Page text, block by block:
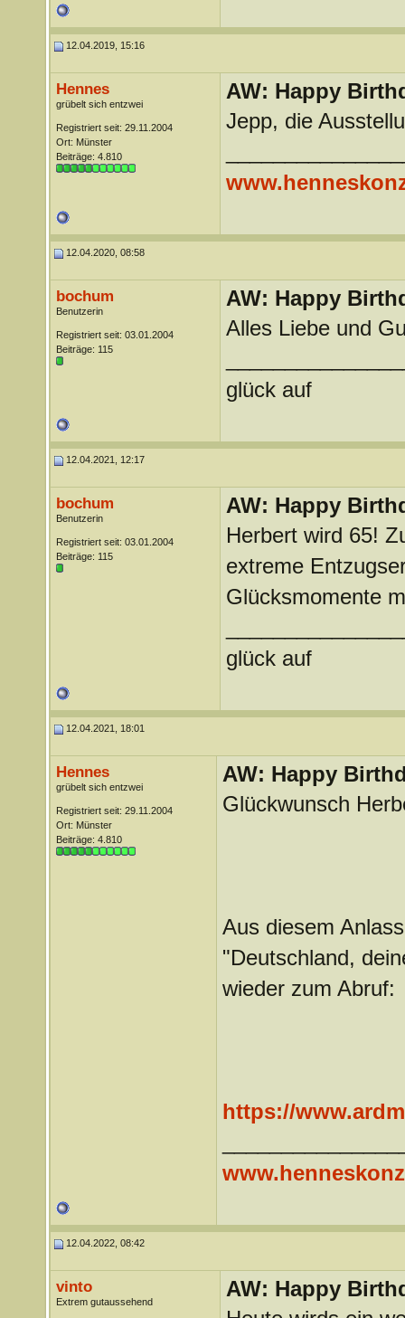
12.04.2019, 15:16
Hennes
grübelt sich entzwei
Registriert seit: 29.11.2004
Ort: Münster
Beiträge: 4.810
AW: Happy
Jepp, die
12.04.2020, 08:58
bochum
Benutzerin
Registriert seit: 03.01.2004
Beiträge: 115
AW: Happy
Alles Liebe und
glück auf
12.04.2021, 12:17
bochum
Benutzerin
Registriert seit: 03.01.2004
Beiträge: 115
AW: Happy
Herbert wird 65!
extreme
Glücksmomente
glück auf
12.04.2021, 18:01
Hennes
grübelt sich entzwei
Registriert seit: 29.11.2004
Ort: Münster
Beiträge: 4.810
AW: Happy
Glückwunsch
Aus diesem
"Deutschland,
wieder zum Abruf:
https://
12.04.2022, 08:42
vinto
Extrem gutaussehend
AW: Happy